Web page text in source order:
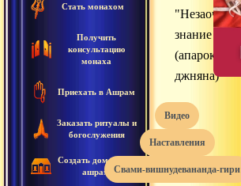
Стать монахом
Получить
консультацию
монаха
Приехать в Ашрам
Заказать ритуалы и
богослужения
Создать домашний
ашрам
"Незаочное
знание
(апарокша-
джняна)"
видео
наставления
свами-вишнудевананда-гири